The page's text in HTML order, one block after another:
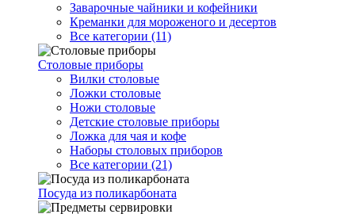
Заварочные чайники и кофейники
Креманки для мороженого и десертов
Все категории (11)
Столовые приборы
Вилки столовые
Ложки столовые
Ножи столовые
Детские столовые приборы
Ложка для чая и кофе
Наборы столовых приборов
Все категории (21)
Посуда из поликарбоната